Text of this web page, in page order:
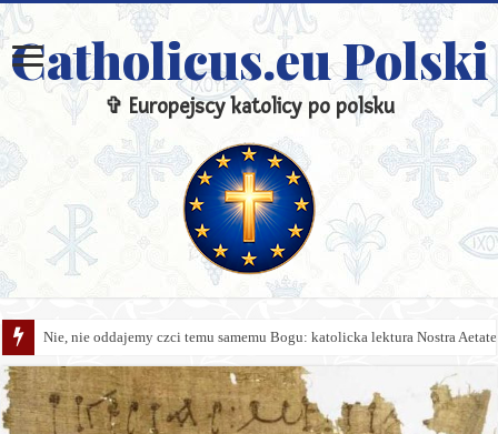
Catholicus.eu Polski
✞ Europejscy katolicy po polsku
Nie, nie oddajemy czci temu samemu Bogu: katolicka lektura Nostra